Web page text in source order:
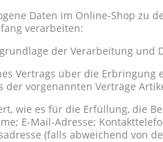
Daten im Online-Shop zu
verarbeiten:
der Verarbeitung
Vertrags über die
vorgenannten Verträge
wie es für die Erfüllung, die
E-Mail-Adresse;
(falls abweichend von